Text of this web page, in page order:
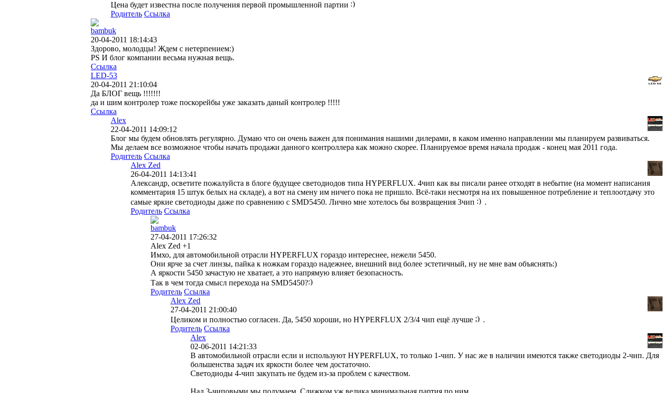
Цена будет известна после получения первой промышленной партии
Родитель Ссылка
bambuk
20-04-2011 18:14:43
Здорово, молодцы! Ждем с нетерпением:)
PS И блог компании весьма нужная вещь.
Ссылка
LED-53
20-04-2011 21:10:04
Да БЛОГ вещь !!!!!!!
да и шим контролер тоже поскорейбы уже заказать даный контролер !!!!!
Ссылка
Alex
22-04-2011 14:09:12
Блог мы будем обновлять регулярно. Думаю что он очень важен для понимания нашими дилерами, в каком именно направлении мы планируем развиваться.
Мы делаем все возможное чтобы начать продажи данного контроллера как можно скорее. Планируемое время начала продаж - конец мая 2011 года.
Родитель Ссылка
Alex Zed
26-04-2011 14:13:41
Александр, осветите пожалуйста в блоге будущее светодиодов типа HYPERFLUX. 4чип как вы писали ранее отходят в небытие (на момент написания
комментария 15 штук белых на складе), а вот на смену им ничего пока не пришло. Всё-таки несмотря на их повышенное потребление и теплоотдачу это
самые яркие светодиоды даже по сравнению с SMD5450. Лично мне хотелось бы возвращения 3чип
.
Родитель Ссылка
bambuk
27-04-2011 17:26:32
Alex Zed +1
Имхо, для автомобильной отрасли HYPERFLUX гораздо интереснее, нежели 5450.
Они ярче за счет линзы, пайка к ножкам гораздо надежнее, внешний вид более эстетичный, ну не мне вам объяснять:)
А яркости 5450 зачастую не хватает, а это напрямую влияет безопасность.
Так в чем тогда смысл перехода на SMD5450?
Родитель Ссылка
Alex Zed
27-04-2011 21:00:40
Целиком и полностью согласен. Да, 5450 хороши, но HYPERFLUX 2/3/4 чип ещё лучше
.
Родитель Ссылка
Alex
02-06-2011 14:21:33
В автомобильной отрасли если и используют HYPERFLUX, то только 1-чип. У нас же в наличии имеются также светодиоды 2-чип. Для
большенства задач их яркости более чем достаточно.
Светодиоды 4-чип закупать не будем из-за проблем с качеством.